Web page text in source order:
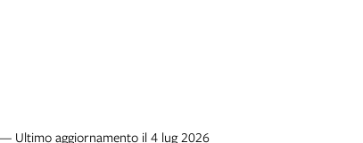
Ultimo aggiornamento il 4 lug 2026